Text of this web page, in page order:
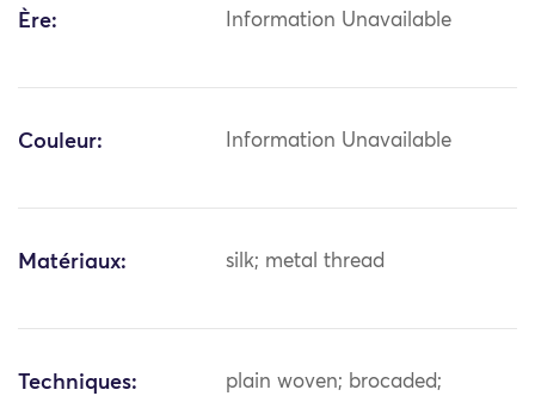
Ère: Information Unavailable
Couleur: Information Unavailable
Matériaux: silk; metal thread
Techniques:
plain woven; brocaded;